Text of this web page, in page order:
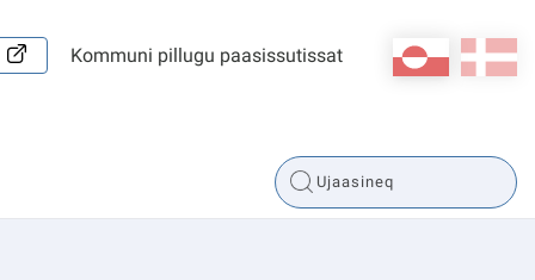
da
kl-GL
Kommuni pillugu paasissutissat